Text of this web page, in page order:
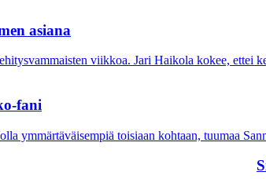
asiana
viikkoa. Jari Haikola kokee, ettei
fani
ymmärtäväisempiä toisiaan kohtaan, tuumaa